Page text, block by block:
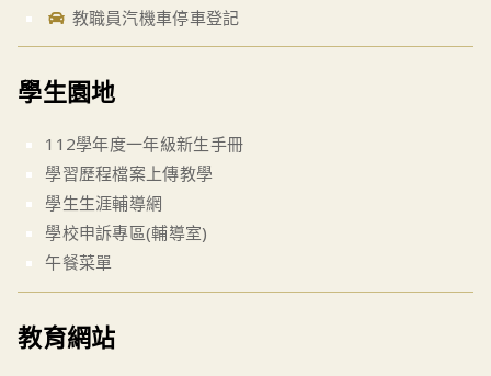
教職員汽機車停車登記
學生園地
112學年度一年級新生手冊
學習歷程檔案上傳教學
學生生涯輔導網
學校申訴專區(輔導室)
午餐菜單
教育網站